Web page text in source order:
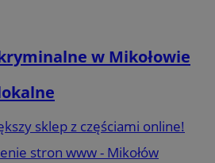
w Mikołowie
sklep z częściami online!
stron www - Mikołów